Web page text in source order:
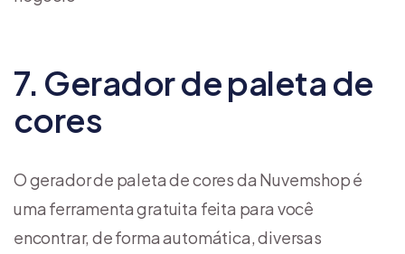
7. Gerador de paleta de
cores
O gerador de paleta de cores da Nuvemshop é
uma ferramenta gratuita feita para você
encontrar, de forma automática, diversas